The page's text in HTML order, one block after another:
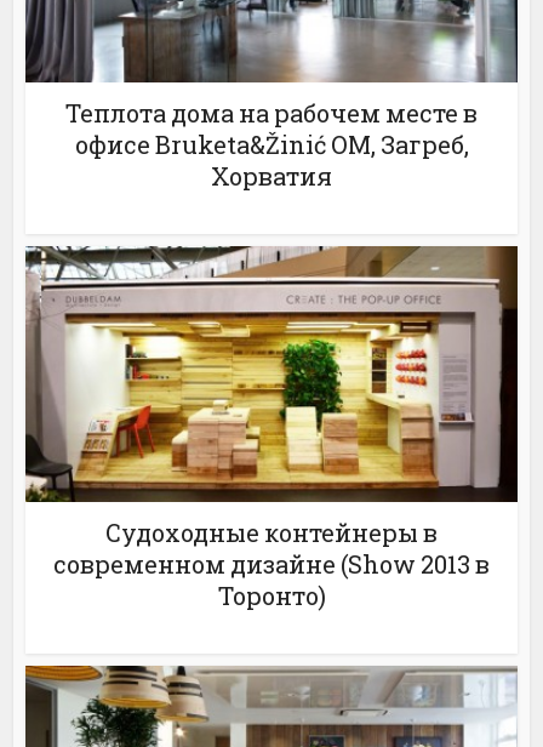
Теплота дома на рабочем месте в
офисе Bruketa&Žinić OM, Загреб,
Хорватия
Судоходные контейнеры в
современном дизайне (Show 2013 в
Торонто)